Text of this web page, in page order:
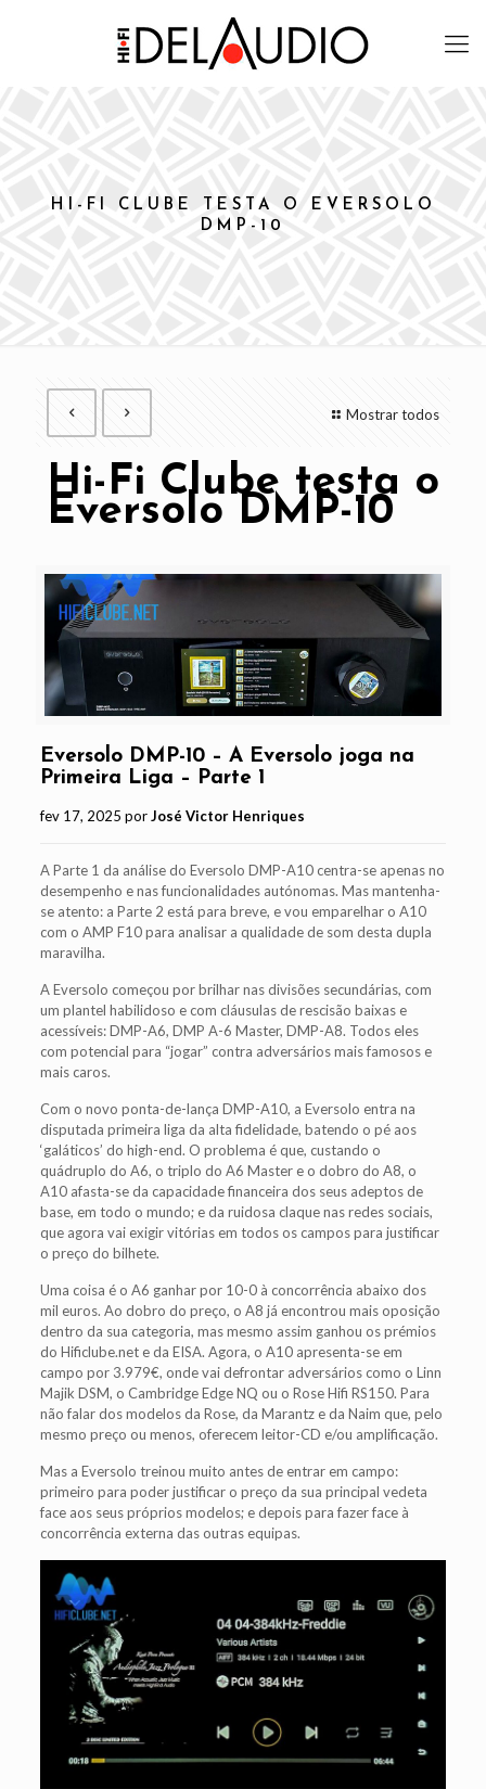
HI-FI CLUBE TESTA O EVERSOLO
DMP-10
Mostrar todos
Hi-Fi Clube testa o
Eversolo DMP-10
Eversolo DMP-10 – A Eversolo joga na
Primeira Liga – Parte 1
fev 17, 2025 porJosé Victor Henriques
A Parte 1 da análise do Eversolo DMP-A10 centra-se apenas no
desempenho e nas funcionalidades autónomas. Mas mantenha-
se atento: a Parte 2 está para breve, e vou emparelhar o A10
com o AMP F10 para analisar a qualidade de som desta dupla
maravilha.
A Eversolo começou por brilhar nas divisões secundárias, com
um plantel habilidoso e com cláusulas de rescisão baixas e
acessíveis: DMP-A6, DMP A-6 Master, DMP-A8. Todos eles
com potencial para “jogar” contra adversários mais famosos e
mais caros.
Com o novo ponta-de-lança DMP-A10, a Eversolo entra na
disputada primeira liga da alta fidelidade, batendo o pé aos
‘galáticos’ do high-end. O problema é que, custando o
quádruplo do A6, o triplo do A6 Master e o dobro do A8, o
A10 afasta-se da capacidade financeira dos seus adeptos de
base, em todo o mundo; e da ruidosa claque nas redes sociais,
que agora vai exigir vitórias em todos os campos para justificar
o preço do bilhete.
Uma coisa é o A6 ganhar por 10-0 à concorrência abaixo dos
mil euros. Ao dobro do preço, o A8 já encontrou mais oposição
dentro da sua categoria, mas mesmo assim ganhou os prémios
do Hificlube.net e da EISA. Agora, o A10 apresenta-se em
campo por 3.979€, onde vai defrontar adversários como o Linn
Majik DSM, o Cambridge Edge NQ ou o Rose Hifi RS150. Para
não falar dos modelos da Rose, da Marantz e da Naim que, pelo
mesmo preço ou menos, oferecem leitor-CD e/ou amplificação.
Mas a Eversolo treinou muito antes de entrar em campo:
primeiro para poder justificar o preço da sua principal vedeta
face aos seus próprios modelos; e depois para fazer face à
concorrência externa das outras equipas.